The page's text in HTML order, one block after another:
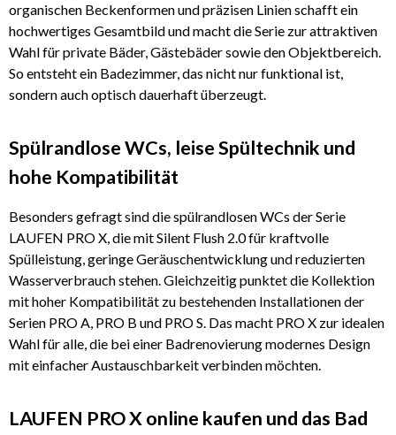
organischen Beckenformen und präzisen Linien schafft ein
hochwertiges Gesamtbild und macht die Serie zur attraktiven
Wahl für private Bäder, Gästebäder sowie den Objektbereich.
So entsteht ein Badezimmer, das nicht nur funktional ist,
sondern auch optisch dauerhaft überzeugt.
Spülrandlose WCs, leise Spültechnik und
hohe Kompatibilität
Besonders gefragt sind die spülrandlosen WCs der Serie
LAUFEN PRO X, die mit Silent Flush 2.0 für kraftvolle
Spülleistung, geringe Geräuschentwicklung und reduzierten
Wasserverbrauch stehen. Gleichzeitig punktet die Kollektion
mit hoher Kompatibilität zu bestehenden Installationen der
Serien PRO A, PRO B und PRO S. Das macht PRO X zur idealen
Wahl für alle, die bei einer Badrenovierung modernes Design
mit einfacher Austauschbarkeit verbinden möchten.
LAUFEN PRO X online kaufen und das Bad